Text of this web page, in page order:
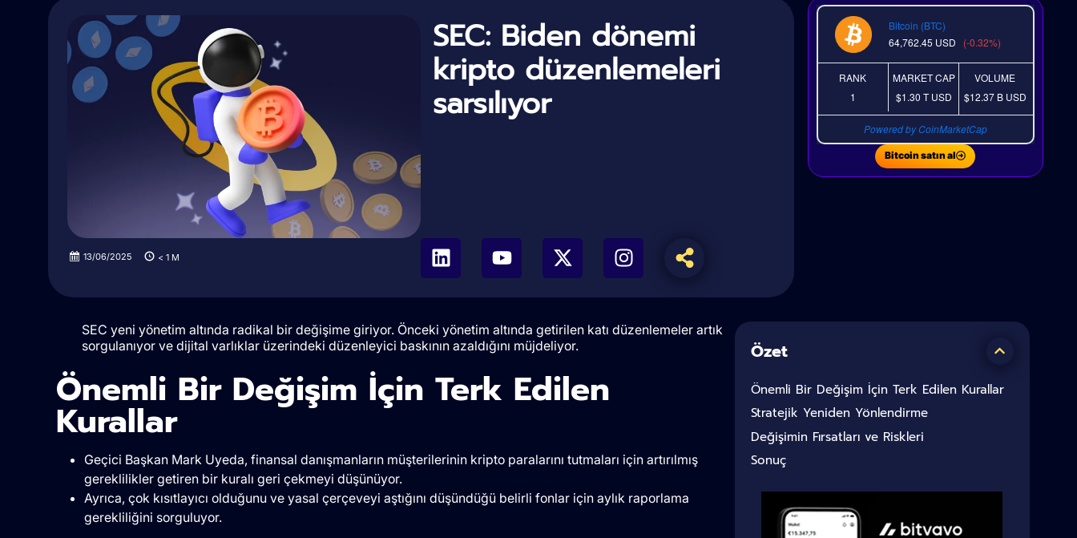
SEC: Biden dönemi
kripto düzenlemeleri
sarsılıyor
13/06/2025 < 1 M
Bitcoin (BTC)
64,762.45 USD (-0.32%)
RANK
1
MARKET CAP
$1.30 TUSD
VOLUME
$12.37 B USD
Powered by CoinMarketCap
Bitcoin satın al
SEC yeni yönetim altında radikal bir değişime giriyor. Önceki yönetim altında getirilen katı düzenlemeler artık
sorgulanıyor ve dijital varlıklar üzerindeki düzenleyici baskının azaldığını müjdeliyor.
Önemli Bir Değişim İçin Terk Edilen
Kurallar
Geçici Başkan Mark Uyeda, finansal danışmanların müşterilerinin kripto paralarını tutmaları için artırılmış
gereklilikler getiren bir kuralı geri çekmeyi düşünüyor.
Ayrıca, çok kısıtlayıcı olduğunu ve yasal çerçeveyi aştığını düşündüğü belirli fonlar için aylık raporlama
gerekliliğini sorguluyor.
Özet
Önemli Bir Değişim İçin Terk Edilen Kurallar
Stratejik Yeniden Yönlendirme
Değişimin Fırsatları ve Riskleri
Sonuç